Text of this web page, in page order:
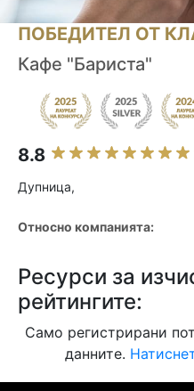
ПОБЕДИТЕЛ ОТ
Кафе "Бариста"
8.8
Дупница,
Относно компанията:
Ресурси за
рейтингите:
Само регистрирани
данните.